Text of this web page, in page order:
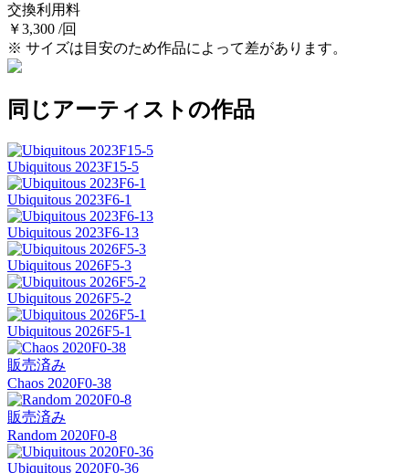
交換利用料
￥3,300 /回
※ サイズは目安のため作品によって差があります。
同じアーティストの作品
Ubiquitous 2023F15-5
Ubiquitous 2023F6-1
Ubiquitous 2023F6-13
Ubiquitous 2026F5-3
Ubiquitous 2026F5-2
Ubiquitous 2026F5-1
販売済み
Chaos 2020F0-38
販売済み
Random 2020F0-8
Ubiquitous 2020F0-36